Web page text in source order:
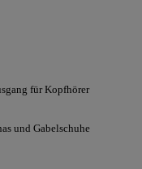
für Kopfhörer
und Gabelschuhe